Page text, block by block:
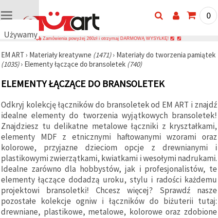
Używamy
cookie
🍪
plików
podobnych
technologii,
aby
zapewnić
prawidłowe
działanie
strony
internetowej,
poprawić
komfort
korzystania
z niej oraz,
za Państwa
zgodą,
analizować
0
Zamówienia powyżej 260zł i otrzymaj DARMOWĄ WYSYŁKĘ!
EM ART › Materiały kreatywne (1471)› Materiały do tworzenia pamiątek
(1035)› Elementy łączące do bransoletek (740)
ELEMENTY ŁĄCZĄCE DO BRANSOLETEK
Odkryj kolekcję łączników do bransoletek od EM ART i znajdź
idealne elementy do tworzenia wyjątkowych bransoletek!
Znajdziesz tu delikatne metalowe łączniki z kryształkami,
elementy MDF z etnicznymi haftowanymi wzorami oraz
kolorowe, przyjazne dzieciom opcje z drewnianymi i
plastikowymi zwierzątkami, kwiatkami i wesołymi nadrukami.
Idealne zarówno dla hobbystów, jak i profesjonalistów, te
elementy łączące dodadzą uroku, stylu i radości każdemu
projektowi bransoletki! Chcesz więcej? Sprawdź nasze
pozostałe kolekcje ogniw i łączników do biżuterii tutaj:
drewniane, plastikowe, metalowe, kolorowe oraz zdobione